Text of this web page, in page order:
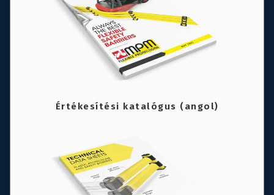
Értékesítési katalógus (angol)